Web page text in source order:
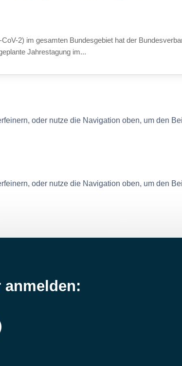
2) im gesamten Bundesgebiet hat der
Jahrestagung im...
oder nutze die Navigation oben, um den
oder nutze die Navigation oben, um den
anmelden: